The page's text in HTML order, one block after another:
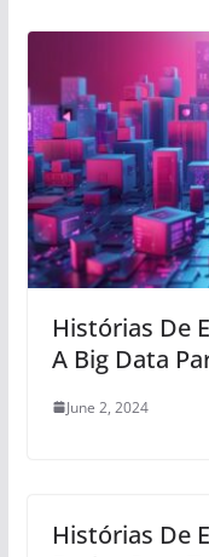
Histórias De
A Big Data
June 2, 2024
Histórias De